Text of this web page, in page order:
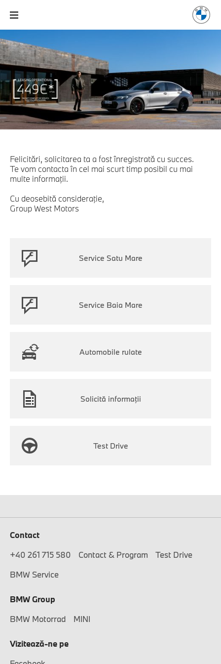
Felicitări, solicitarea ta a fost înregistrată cu succes.
Te vom contacta în cel mai scurt timp posibil cu mai
multe informaţii.
Cu deosebită consideraţie,
Group West Motors
Service Satu Mare
Service Baia Mare
Automobile rulate
Solicită informaţii
Test Drive
Contact
+40 261 715 580
Contact & Program
Test Drive
BMW Service
BMW Group
BMW Motorrad
MINI
Vizitează-ne pe